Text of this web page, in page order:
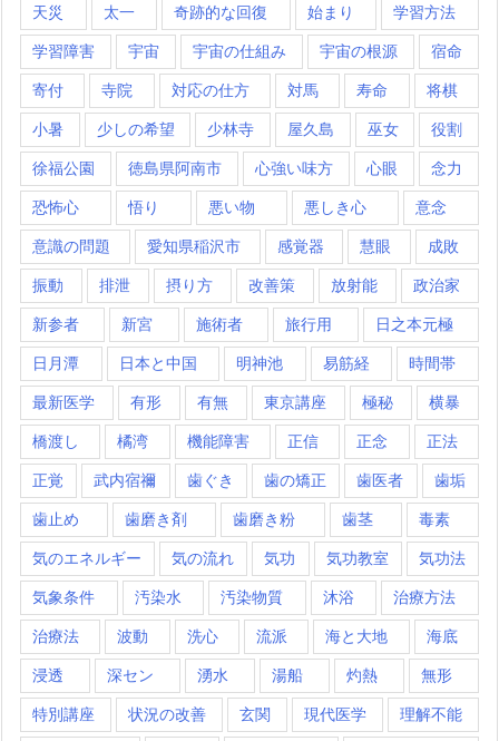
天災 太一 奇跡的な回復 始まり 学習方法
学習障害 宇宙 宇宙の仕組み 宇宙の根源 宿命
寄付 寺院 対応の仕方 対馬 寿命 将棋
小暑 少しの希望 少林寺 屋久島 巫女 役割
徐福公園 徳島県阿南市 心強い味方 心眼 念力
恐怖心 悟り 悪い物 悪しき心 意念
意識の問題 愛知県稲沢市 感覚器 慧眼 成敗
振動 排泄 摂り方 改善策 放射能 政治家
新参者 新宮 施術者 旅行用 日之本元極
日月潭 日本と中国 明神池 易筋経 時間帯
最新医学 有形 有無 東京講座 極秘 横暴
橋渡し 橘湾 機能障害 正信 正念 正法
正覚 武内宿禰 歯ぐき 歯の矯正 歯医者 歯垢
歯止め 歯磨き剤 歯磨き粉 歯茎 毒素
気のエネルギー 気の流れ 気功 気功教室 気功法
気象条件 汚染水 汚染物質 沐浴 治療方法
治療法 波動 洗心 流派 海と大地 海底
浸透 深セン 湧水 湯船 灼熱 無形
特別講座 状況の改善 玄関 現代医学 理解不能